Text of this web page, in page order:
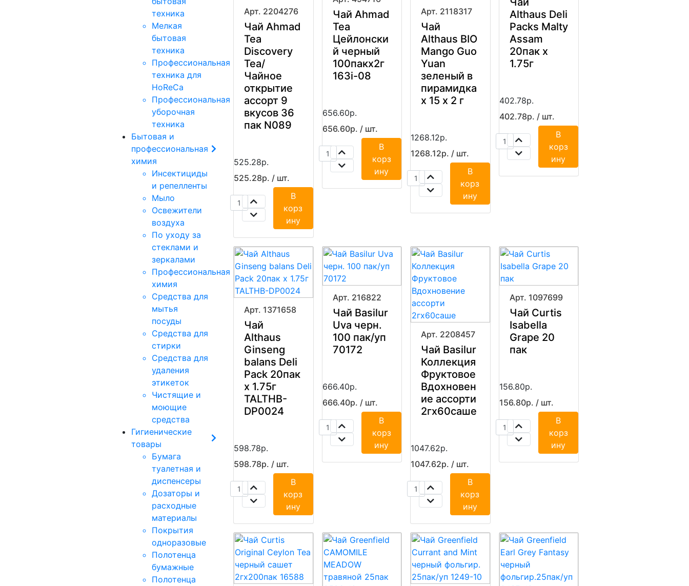
техника
Мелкая
бытовая
техника
Профессиональная
техника для
HoReCa
Профессиональная
уборочная
техника
Бытовая и
профессиональная
химия
Инсектициды
и репелленты
Мыло
Освежители
воздуха
По уходу за
стеклами и
зеркалами
Профессиональная
химия
Средства для
мытья
посуды
Средства для
стирки
Средства для
удаления
этикеток
Чистящие и
моющие
средства
Гигиенические
товары
Бумага
туалетная и
диспенсеры
Дозаторы и
расходные
материалы
Покрытия
одноразовые
Полотенца
бумажные
Полотенца
Арт. 2204276
Чай Ahmad
Tea
Discovery
Tea/
Чайное
открытие
ассорт 9
вкусов 36
пак N089
525.28р.
525.28р. / шт.
В
корз
ину
Чай Ahmad
Tea
Цейлонски
й черный
100пакx2г
163i-08
656.60р.
656.60р. / шт.
В
корз
ину
Арт. 2118317
Чай
Althaus BIO
Mango Guo
Yuan
зеленый в
пирамидка
х 15 x 2 г
1268.12р.
1268.12р. / шт.
В
корз
ину
Althaus Deli
Packs Malty
Assam
20пак x
1.75г
402.78р.
402.78р. / шт.
В
корз
ину
Арт. 1371658
Чай
Althaus
Ginseng
balans Deli
Pack 20пак
x 1.75г
TALTHB-
DP0024
598.78р.
598.78р. / шт.
В
корз
ину
Арт. 216822
Чай Basilur
Uva черн.
100 пак/уп
70172
666.40р.
666.40р. / шт.
В
корз
ину
Арт. 2208457
Чай Basilur
Коллекция
Фруктовое
Вдохновен
ие ассорти
2гx60саше
1047.62р.
1047.62р. / шт.
В
корз
ину
Арт. 1097699
Чай Curtis
Isabella
Grape 20
пак
156.80р.
156.80р. / шт.
В
корз
ину